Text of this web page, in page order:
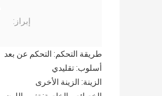
إبراز:
طريقة التحكم: التحكم عن بعد
أسلوب: تقليدي
الزينة: الزينة الأخرى